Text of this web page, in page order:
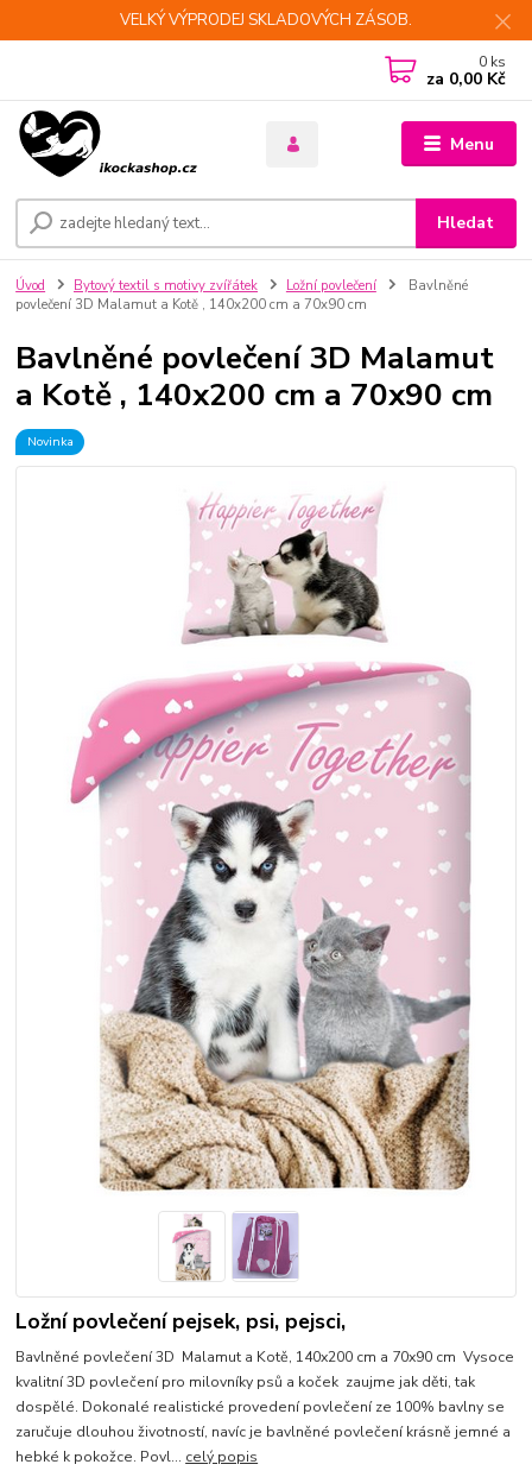
VELKÝ VÝPRODEJ SKLADOVÝCH ZÁSOB.
Menu
Hledat
0 ks
za 0,00 Kč
Úvod Bytový textil s motivy zvířátek Ložní povlečení
Bavlněné
povlečení 3D Malamut a Kotě , 140x200 cm a 70x90 cm
Bavlněné povlečení 3D Malamut
a Kotě , 140x200 cm a 70x90 cm
Novinka
Ložní povlečení pejsek, psi, pejsci,
Bavlněné povlečení 3D Malamut a Kotě, 140x200 cm a 70x90 cm Vysoce
kvalitní 3D povlečení pro milovníky psů a koček zaujme jak děti, tak
dospělé. Dokonalé realistické provedení povlečení ze 100% bavlny se
zaručuje dlouhou životností, navíc je bavlněné povlečení krásně jemné a
hebké k pokožce. Povl... celý popis